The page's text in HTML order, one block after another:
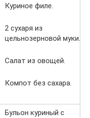
Куриное филе.
2 сухаря из
цельнозерновой муки.
Салат из овощей.
Компот без сахара.
Бульон куриный с